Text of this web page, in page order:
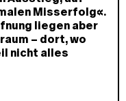
Misserfolg«.
liegen aber
– dort, wo
nicht alles